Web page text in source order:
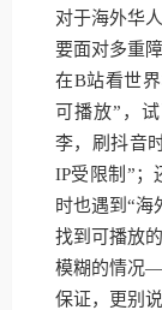
对于海外华
要面对多重
在B站看世
可播放”，
李，刷抖音
IP受限制”；
时也遇到“
找到可播放
模糊的情况
保证，更别